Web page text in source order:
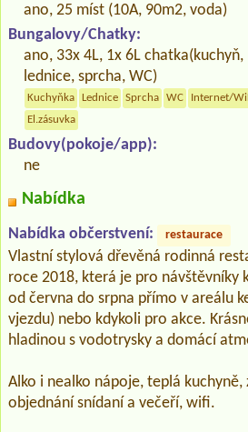
ano, 25 míst (10A, 90m2, voda)
Bungalovy/Chatky:
ano, 33x 4L, 1x 6L chatka(kuchyň,
lednice, sprcha, WC)
Kuchyňka Lednice Sprcha WC
Internet/
El.zásuvka
Budovy(pokoje/app):
ne
Nabídka
Nabídka občerstvení: restaurace
Vlastní stylová dřevěná rodinná
roce 2018, která je pro návštěvníky
od června do srpna přímo v areálu
vjezdu) nebo kdykoli pro akce.
hladinou s vodotrysky a domácí
Alko i nealko nápoje, teplá
objednání snídaní a večeří, wifi.